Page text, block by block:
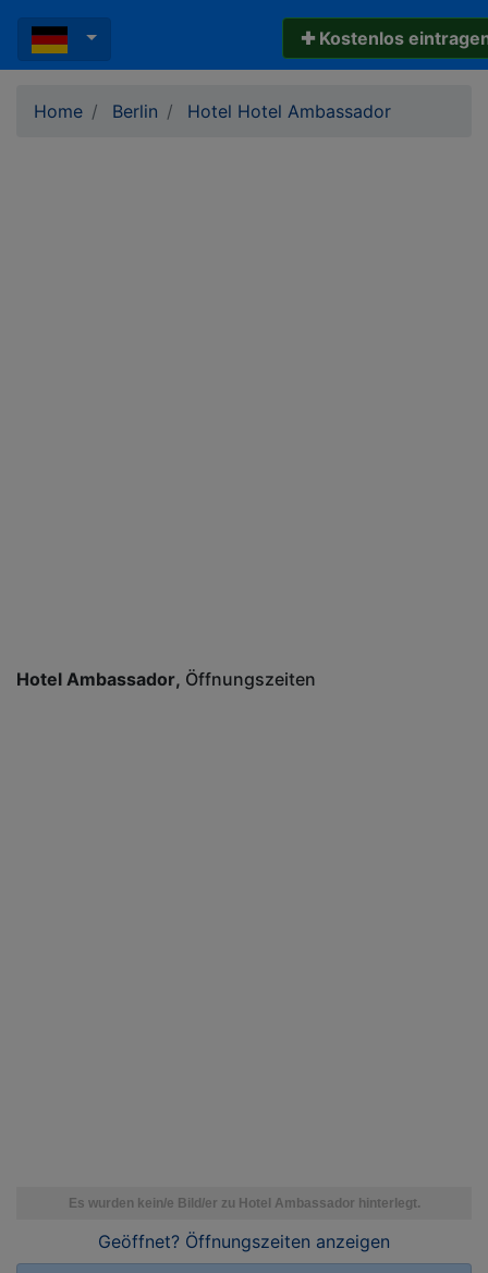
✚ Kostenlos
Home Berlin Hotel Hotel Ambassador
Hotel Ambassador Öffnungszeiten
Geöffnet? Öffnungszeiten anzeigen